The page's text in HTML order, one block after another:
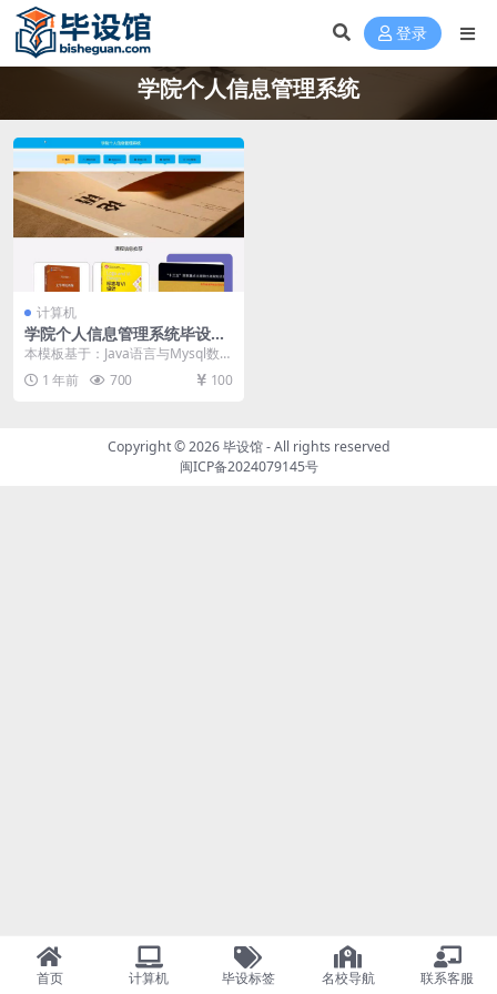
登录
学院个人信息管理系统
计算机
学院个人信息管理系统毕设模
板 毕业设计模板及毕业论文与
本模板基于：Java语言与Mysql数据
库开发 系统功能实现 系统功能实现
当人...1 年前 700 100
Copyright © 2026毕设馆- All rights reserved
闽ICP备2024079145号
首页 计算机 毕设标签 名校导航 联系客服